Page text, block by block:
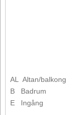
AL
Altan/balkong
B
Badrum
E
Ingång